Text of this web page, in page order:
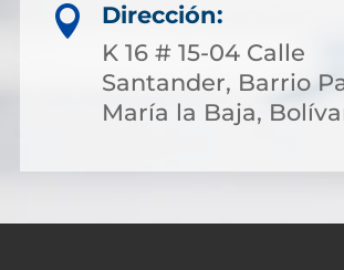

Dirección:
K 16 # 15-04 Calle
Santander, Barrio
María la Baja,